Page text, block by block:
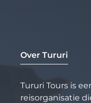
Over Tururi
Tururi Tours is
reisorganisatie